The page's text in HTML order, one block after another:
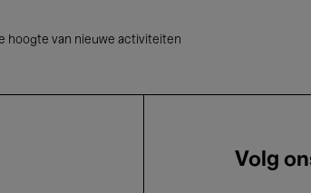
hoogte van nieuwe activiteiten
Volg